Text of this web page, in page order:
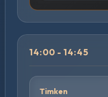
14:00 - 14:45
Timken